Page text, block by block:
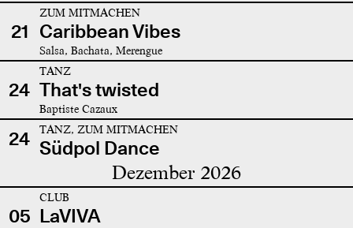
21
ZUM MITMACHEN
Caribbean Vibes
Salsa, Bachata, Merengue
24
TANZ
That's twisted
Baptiste Cazaux
24 TANZ, ZUM MITMACHEN
Südpol Dance
Dezember 2026
05
CLUB
LaVIVA